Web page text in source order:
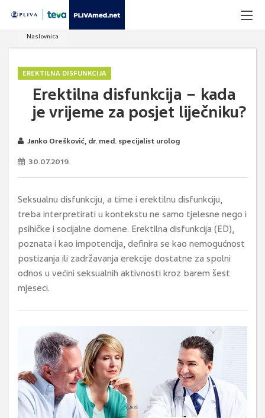
Naslovnica
EREKTILNA DISFUNKCIJA
Erektilna disfunkcija − kada
je vrijeme za posjet liječniku?
Janko Orešković, dr. med. specijalist urolog
30.07.2019.
Seksualnu disfunkciju, a time i erektilnu disfunkciju,
treba interpretirati u kontekstu ne samo tjelesne nego i
psihičke i socijalne domene. Erektilna disfunkcija (ED),
poznata i kao impotencija, definira se kao nemogućnost
postizanja ili zadržavanja erekcije dostatne za spolni
odnos u većini seksualnih aktivnosti kroz barem šest
mjeseci.